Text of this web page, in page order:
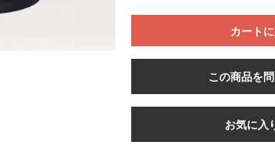
カート
この商品を
お気に入